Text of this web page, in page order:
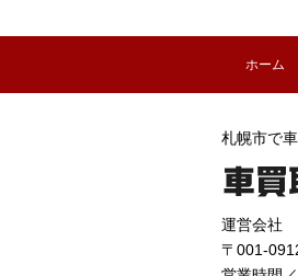
ホーム
札幌市で
運営会社
〒001-